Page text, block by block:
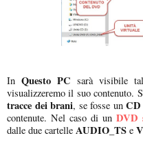
In Questo PC sarà visibile
visualizzeremo il suo contenuto.
tracce dei brani, se fosse un
contenute. Nel caso di un DVD
dalle due cartelle AUDIO_TS e